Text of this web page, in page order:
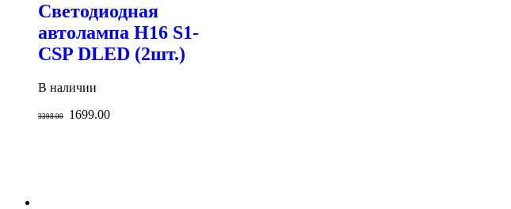
Светодиодная
автолампа H16 S1-
CSP DLED (2шт.)
В наличии
3398.00 1699.00